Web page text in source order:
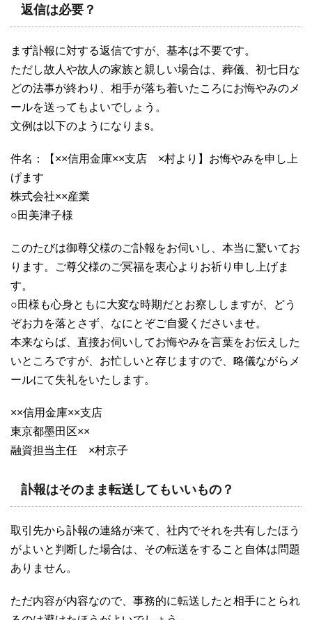
返信は必要？
まず訃報に対する返信ですが、基本は不要です。
ただし故人や故人の家族と親しい場合は、葬儀、初七日な
どの法事が終わり、相手が落ち着いたころにお悔やみのメ
ールを送ってもよいでしょう。
文例は以下のようになりまs。
件名：【××信用金庫××支店 ×村より】お悔やみを申し上
げます
株式会社××産業
○田美津子様
このたびは御尊父様のご訃報をお伺いし、本当に驚いてお
ります。ご尊父様のご冥福を衷心よりお祈り申し上げま
す。
○田様も心身ともに大変な時期だとお察ししますが、どう
ぞお力を落とさず、なにとぞご自愛くださいませ。
本来ならば、直接お伺いしてお悔やみを言葉をお伝えした
いところですが、お忙しいと存じますので、略儀ながらメ
ールにて失礼をいたします。
××信用金庫××支店
東京都墨田区××
融資担当主任 ×村京子
訃報はそのまま転送してもいいもの？
取引先から訃報の連絡が来て、社内でそれを共有したほう
がよいと判断した場合は、その転送をすること自体は問題
ありません。
ただ内容が内容なので、事務的に転送したと相手にとられ